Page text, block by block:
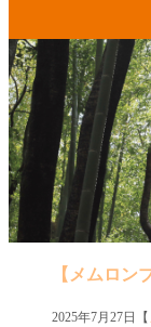
【メムロン
2025年7月27日【